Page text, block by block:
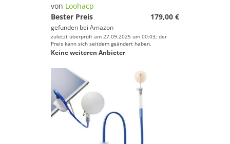
von Loohacp
Bester Preis
179,00 €
gefunden bei Amazon
zuletzt überprüft am 27.09.2025 um 00:03; der
Preis kann sich seitdem geändert haben.
Keine weiteren Anbieter